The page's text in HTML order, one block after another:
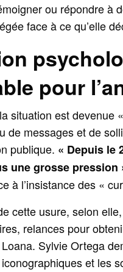
ou répondre à
face à ce qu’elle
pour
situation est devenue
de messages et de
publique. « Depuis le
une grosse pression
à l’insistance des «
cette usure, selon
relances pour
Sylvie Ortega
et les